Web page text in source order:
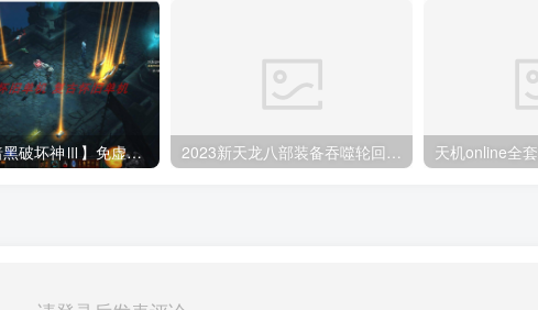
[端游] 【暗黑破坏神Ⅲ】免虚拟机一键单机端【NS版+PC版】 2023新天龙八部装备吞噬轮回版一键端GM工具虚拟机一键端 天机online全套